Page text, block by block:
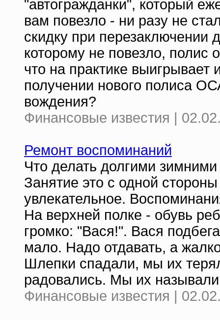
"автогражданки", который
вам повезло - ни разу не
скидку при
которому не повезло, полис
что на практике выигрывает
получении нового полиса
вождения?
Финансовые известия |
Ремонт воспоминаний
Что делать долгими
Занятие это с одной
увлекательное.
На верхней полке - обувь
громко: "Вася!". Вася
мало. Надо отдавать, а
Шлепки спадали, мы их
радовались. Мы их называли
Финансовые известия |